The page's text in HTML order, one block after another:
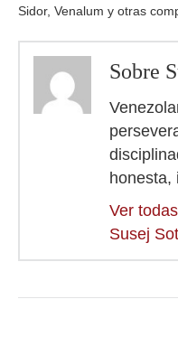
Sidor, Venalum y otras
Sobre
honesta,
Ver
Susej